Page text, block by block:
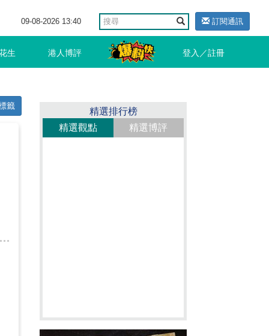
09-08-2026 13:40 訂閱通訊
生 港人博評 登入／註冊
籤
精選排行榜
精選觀點
精選博評